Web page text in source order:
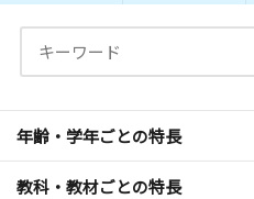
年齢・学年ごとの特長
教科・教材ごとの特長